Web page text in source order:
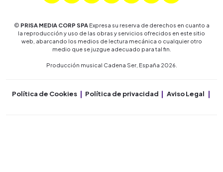
© PRISA MEDIA CORP SPAExpresa su reserva de derechos en cuanto a
la reproducción y uso de las obras y servicios ofrecidos en este sitio
web, abarcando los medios de lectura mecánica o cualquier otro
medio que se juzgue adecuado para tal fin.
Producción musical Cadena Ser, España 2026.
Política de Cookies Política de privacidad Aviso Legal